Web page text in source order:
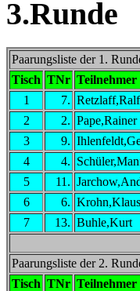
3.Runde
Paarungsliste der 1.
Tisch TNr Teilnehmer
1
7. Retzlaff,Ralf
2
2. Pape,Rainer
3
9.
4
4.
5
11.
6
6.
7
13. Buhle,Kurt
Paarungsliste der 2.
Tisch TNr Teilnehmer